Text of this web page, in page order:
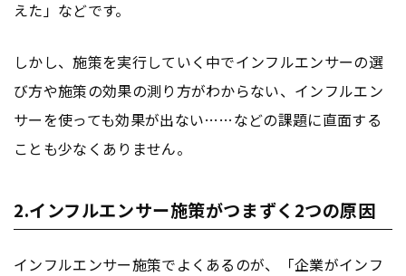
えた」などです。
しかし、施策を実行していく中でインフルエンサーの選
び方や施策の効果の測り方がわからない、インフルエン
サーを使っても効果が出ない……などの課題に直面する
ことも少なくありません。
2.インフルエンサー施策がつまずく2つの原因
インフルエンサー施策でよくあるのが、「企業がインフ